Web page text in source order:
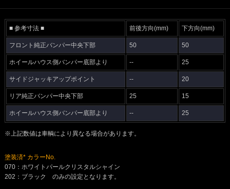
■ 参考寸法 ■ 前後方向(mm) 下方向(mm)
フロント純正バンパー中央下部 50 50
ホイールハウス側バンパー底部より -- 25
サイドジャッキアップポイント -- 20
リア純正バンパー中央下部 25 15
ホイールハウス側バンパー底部より -- 25
※上記数値は車輌により異なる場合があります。
塗装済* カラーNo.
070：ホワイトパールクリスタルシャイン
202：ブラック のみの設定となります。